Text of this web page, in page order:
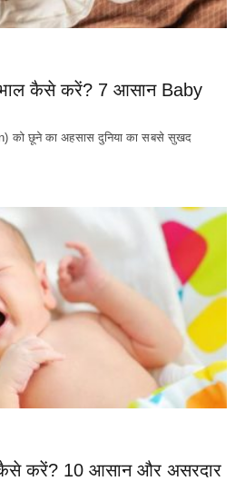
कैसे करें? 7 आसान Baby
को छूने का अहसास दुनिया का सबसे सुखद
कैसे करें? 10 आसान और असरदार